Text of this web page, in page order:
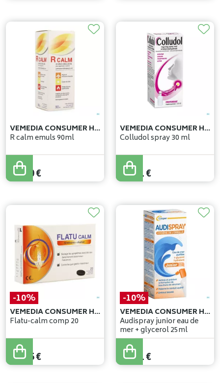
VEMEDIA CONSUMER HEALTH BELGIUM
R calm emuls 90ml
10,50€
VEMEDIA CONSUMER HEALTH BELGIUM
Colludol spray 30 ml
10,91€
-10%
VEMEDIA CONSUMER HEALTH BELGIUM
Flatu-calm comp 20
12,50
11,25€
-10%
VEMEDIA CONSUMER HEALTH BELGIUM
Audispray junior eau de
mer + glycerol 25ml
12,90
11,61€